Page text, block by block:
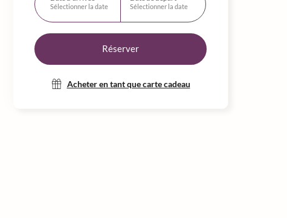
Sélectionner la date Sélectionner la date
Réserver
Acheter en tant que carte cadeau